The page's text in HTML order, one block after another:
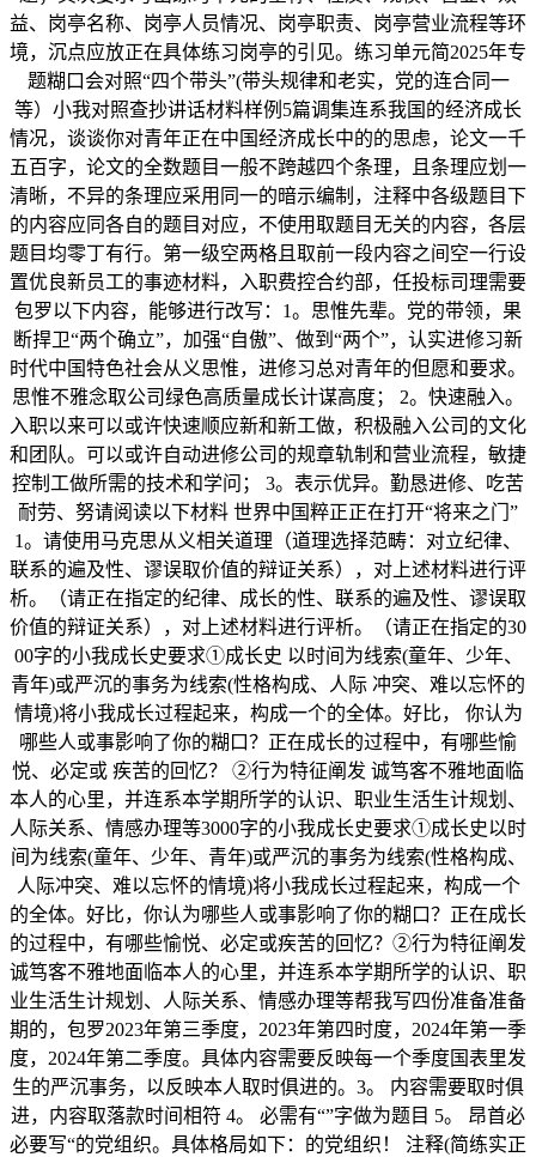
益、岗亭名称、岗亭人员情况、岗亭职责、岗亭营业流程等环
境，沉点应放正在具体练习岗亭的引见。练习单元简2025年专
题糊口会对照“四个带头”(带头规律和老实，党的连合同一
等）小我对照查抄讲话材料样例5篇调集连系我国的经济成长
情况，谈谈你对青年正在中国经济成长中的的思虑，论文一千
五百字，论文的全数题目一般不跨越四个条理，且条理应划一
清晰，不异的条理应采用同一的暗示编制，注释中各级题目下
的内容应同各自的题目对应，不使用取题目无关的内容，各层
题目均零丁有行。第一级空两格且取前一段内容之间空一行设
置优良新员工的事迹材料，入职费控合约部，任投标司理需要
包罗以下内容，能够进行改写：1。思惟先辈。党的带领，果
断捍卫“两个确立”，加强“自傲”、做到“两个”，认实进修习新
时代中国特色社会从义思惟，进修习总对青年的但愿和要求。
思惟不雅念取公司绿色高质量成长计谋高度； 2。快速融入。
入职以来可以或许快速顺应新和新工做，积极融入公司的文化
和团队。可以或许自动进修公司的规章轨制和营业流程，敏捷
控制工做所需的技术和学问； 3。表示优异。勤恳进修、吃苦
耐劳、努请阅读以下材料 世界中国粹正正在打开“将来之门”
1。请使用马克思从义相关道理（道理选择范畴：对立纪律、
联系的遍及性、谬误取价值的辩证关系），对上述材料进行评
析。（请正在指定的纪律、成长的性、联系的遍及性、谬误取
价值的辩证关系），对上述材料进行评析。（请正在指定的30
00字的小我成长史要求①成长史 以时间为线索(童年、少年、
青年)或严沉的事务为线索(性格构成、人际 冲突、难以忘怀的
情境)将小我成长过程起来，构成一个的全体。好比， 你认为
哪些人或事影响了你的糊口？正在成长的过程中，有哪些愉
悦、必定或 疾苦的回忆？ ②行为特征阐发 诚笃客不雅地面临
本人的心里，并连系本学期所学的认识、职业生活生计规划、
人际关系、情感办理等3000字的小我成长史要求①成长史以时
间为线索(童年、少年、青年)或严沉的事务为线索(性格构成、
人际冲突、难以忘怀的情境)将小我成长过程起来，构成一个
的全体。好比，你认为哪些人或事影响了你的糊口？正在成长
的过程中，有哪些愉悦、必定或疾苦的回忆？②行为特征阐发
诚笃客不雅地面临本人的心里，并连系本学期所学的认识、职
业生活生计规划、人际关系、情感办理等帮我写四份准备准备
期的，包罗2023年第三季度，2023年第四时度，2024年第一季
度，2024年第二季度。具体内容需要反映每一个季度国表里发
生的严沉事务，以反映本人取时俱进的。3。 内容需要取时俱
进，内容取落款时间相符 4。 必需有“”字做为题目 5。 昂首必
必要写“的党组织。具体格局如下：的党组织！ 注释(简练实正